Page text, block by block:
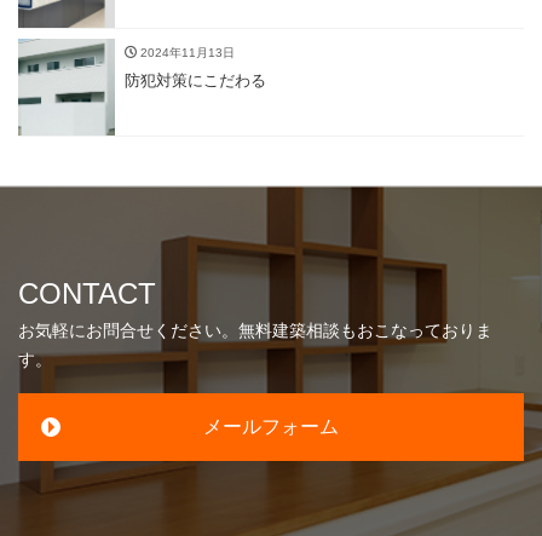
2024年11月13日
防犯対策にこだわる
CONTACT
お気軽にお問合せください。無料建築相談もおこなっておりま
す。
メールフォーム